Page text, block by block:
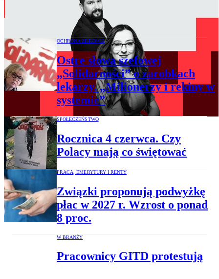
„Rzecz o idei”: Idzie młodość. Kto
wyjaśni świat boomerom?
OCHRONA ZDROWIA
Ostre słowa szefowej
„Solidarności” o zarobkach
lekarzy. „Milionerzy i rekiny w
systemie”
SPOŁECZEŃSTWO
Rocznica 4 czerwca. Czy
Polacy mają co świętować
PRACA, EMERYTURY I RENTY
Związki proponują podwyżkę
płac w 2027 r. Wzrost o ponad
8 proc.
W BRANŻY
Pracownicy GITD protestują